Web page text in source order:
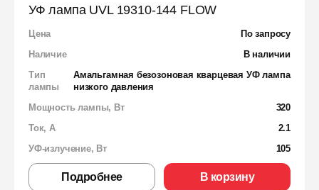
УФ лампа UVL 19310-144 FLOW
Цена
По запросу
Наличие
В наличии
Тип
лампы
Амальгамная безозоновая кварцевая УФ лампа
низкого давления
Мощность лампы, Вт
320
Ток, А
2.1
УФ-излучение, Вт
105
Подробнее В корзину